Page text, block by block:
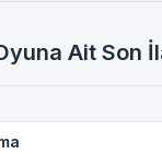
Ait Son